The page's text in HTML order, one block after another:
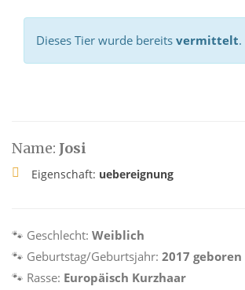
Dieses Tier wurde bereits vermittelt.
Name: Josi
Eigenschaft: uebereignung
🐾 Geschlecht: Weiblich
🐾 Geburtstag/Geburtsjahr: 2017 geboren
🐾 Rasse: Europäisch Kurzhaar